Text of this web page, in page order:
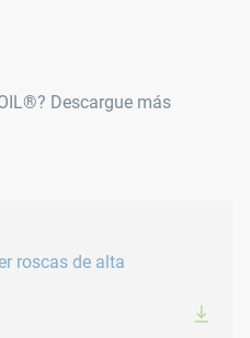
Descargue más
roscas de alta